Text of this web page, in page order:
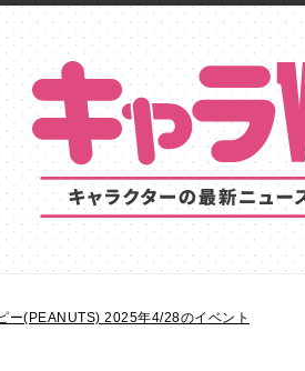
ー(PEANUTS) 2025年4/28のイベント